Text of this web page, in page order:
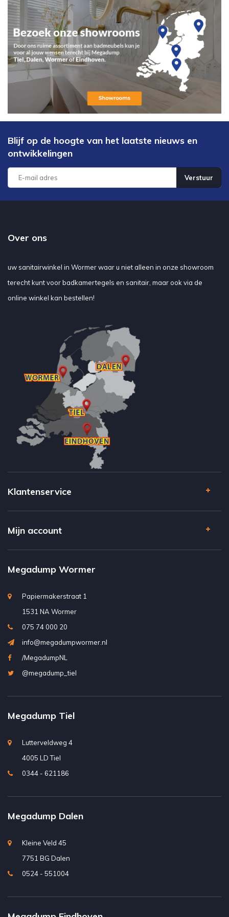
Blijf op de hoogte van het laatste nieuws en
ontwikkelingen
Verstuur
Over ons
uw sanitairwinkel in Wormer waar u niet alleen in onze showroom
terecht kunt voor badkamertegels en sanitair, maar ook via de
online winkel kan bestellen!
Klantenservice
Mijn account
Megadump Wormer
Papiermakerstraat 1
1531 NA Wormer
075 74 000 20
info@megadumpwormer.nl
/MegadumpNL
@megadump_tiel
Megadump Tiel
Lutterveldweg 4
4005 LD Tiel
0344 - 621186
Megadump Dalen
Kleine Veld 45
7751 BG Dalen
0524 - 551004